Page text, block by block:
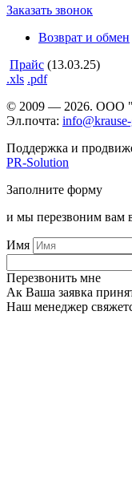
Заказать звонок
Возврат и обмен
Прайс (13.03.25)
.xls .pdf
© 2009 — 2026. ООО
Эл.почта:
Поддержка и
PR-Solution
Заполните форму
и мы перезвоним вам
Имя
Перезвонить мне
Ак Ваша заявка
Наш менеджер